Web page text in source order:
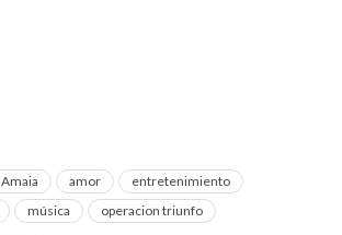
Amaia amor
entretenimiento
música operacion triunfo